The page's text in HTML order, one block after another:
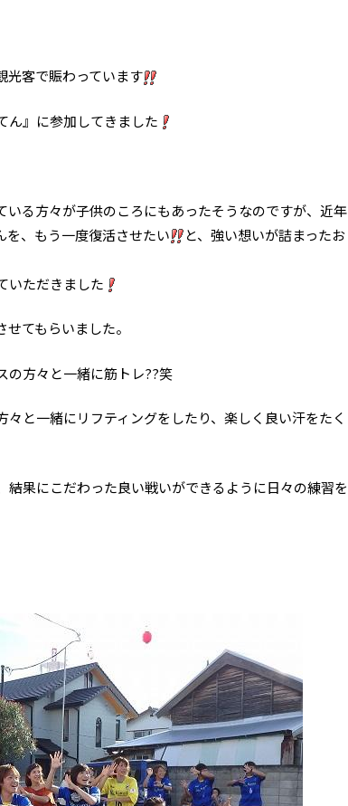
光客で賑わっています
ん』に参加してきました
る方々が子供のころにもあったそうなのですが、近年
を、もう一度復活させたい
と、強い想いが詰まったお
いただきました
てもらいました。
の方々と一緒に筋トレ??笑
と一緒にリフティングをしたり、楽しく良い汗をたく
果にこだわった良い戦いができるように日々の練習を